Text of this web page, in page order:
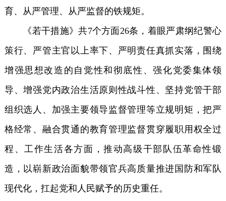
育、从严管理、从严监督的铁规矩。
《若干措施》共7个方面26条，着眼严肃纲纪警心
策行、严管主官以上率下、严明责任真抓实落，围绕
增强思想改造的自觉性和彻底性、强化党委集体领
导、增强党内政治生活原则性战斗性、坚持党管干部
组织选人、加强主要领导监督管理等立规明矩，把严
格经常、融合贯通的教育管理监督贯穿履职用权全过
程、工作生活各方面，推动高级干部队伍革命性锻
造，以崭新政治面貌带领官兵高质量推进国防和军队
现代化，扛起党和人民赋予的历史重任。